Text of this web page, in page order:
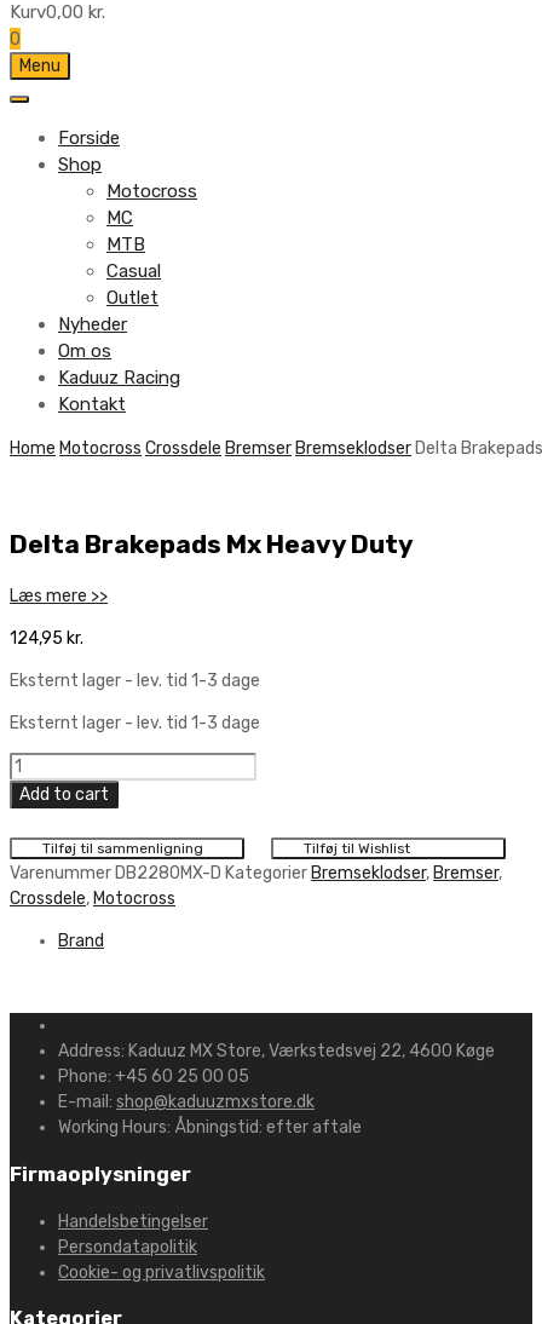
Kurv0,00 kr.
0
Menu
Forside
Shop
Motocross
MC
MTB
Casual
Outlet
Nyheder
Om os
Kaduuz Racing
Kontakt
Skip
Home Motocross Crossdele Bremser Bremseklodser Delta
Delta Brakepads Mx Heavy Duty
Læs mere >>
124,95 kr.
Eksternt lager - lev. tid 1-3 dage
Eksternt lager - lev. tid 1-3 dage
Delta
Brakepads
Mx
Heavy
Duty
quantity
Add to cart
Tilføj til sammenligning Tilføj til Wishlist
Varenummer DB2280MX-D Kategorier Bremseklodser, Bremser,
Crossdele, Motocross
Brand
Address: Kaduuz MX Store, Værkstedsvej 22, 4600 Køge
Phone: +45 60 25 00 05
E-mail: shop@kaduuzmxstore.dk
Working Hours: Åbningstid: efter aftale
Firmaoplysninger
Handelsbetingelser
Persondatapolitik
Cookie- og privatlivspolitik
Kategorier